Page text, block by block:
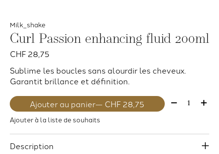
Milk_shake
Curl Passion enhancing fluid 200ml
CHF 28,75
Sublime les boucles sans alourdir les cheveux.
Garantit brillance et définition.
Ajouter au panier — CHF 28,75 Quantité:
Ajouter à la liste de souhaits
Description